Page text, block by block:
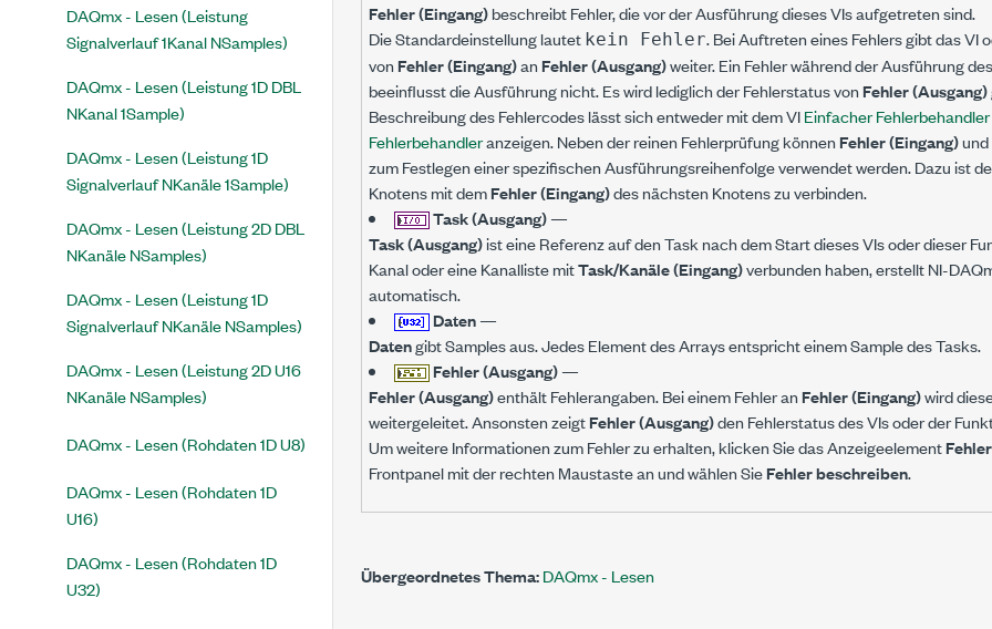
DAQmx - Lesen (Leistung
Signalverlauf 1Kanal NSamples)
DAQmx - Lesen (Leistung 1D DBL
NKanal 1Sample)
DAQmx - Lesen (Leistung 1D
Signalverlauf NKanäle 1Sample)
DAQmx - Lesen (Leistung 2D DBL
NKanäle NSamples)
DAQmx - Lesen (Leistung 1D
Signalverlauf NKanäle NSamples)
DAQmx - Lesen (Leistung 2D U16
NKanäle NSamples)
DAQmx - Lesen (Rohdaten 1D U8)
DAQmx - Lesen (Rohdaten 1D
U16)
DAQmx - Lesen (Rohdaten 1D
U32)
Fehler (Eingang)beschreibt Fehler, die vor der Ausführung dieses VIs aufgetreten sind.
Die Standardeinstellung lautet kein Fehler. Bei Auftreten eines Fehlers gibt das VI
vonFehler (Eingang)anFehler (Ausgang)weiter. Ein Fehler während der Ausführung
beeinflusst die Ausführung nicht. Es wird lediglich der Fehlerstatus vonFehler (Ausgang)
Beschreibung des Fehlercodes lässt sich entweder mit dem VIEinfacher Fehlerbehandler
Fehlerbehandleranzeigen. Neben der reinen Fehlerprüfung könnenFehler (Eingang)und
zum Festlegen einer spezifischen Ausführungsreihenfolge verwendet werden. Dazu ist
Knotens mit demFehler (Eingang)des nächsten Knotens zu verbinden.
Task (Ausgang)—
Task (Ausgang)ist eine Referenz auf den Task nach dem Start dieses VIs oder dieser
Kanal oder eine Kanalliste mitTask/Kanäle (Eingang)verbunden haben, erstellt NI-
automatisch.
Daten—
Datengibt Samples aus. Jedes Element des Arrays entspricht einem Sample des Tasks.
Fehler (Ausgang)—
Fehler (Ausgang)enthält Fehlerangaben. Bei einem Fehler anFehler (Eingang)wird
weitergeleitet. Ansonsten zeigtFehler (Ausgang)den Fehlerstatus des VIs oder der
Um weitere Informationen zum Fehler zu erhalten, klicken Sie das Anzeigeelement
Frontpanel mit der rechten Maustaste an und wählen SieFehler beschreiben.
Übergeordnetes Thema:DAQmx - Lesen